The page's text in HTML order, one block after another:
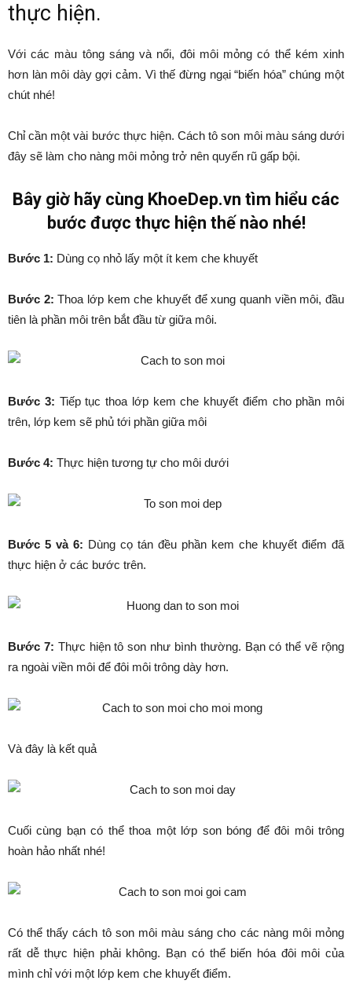
thực hiện.
Với các màu tông sáng và nổi, đôi môi mỏng có thể kém xinh
hơn làn môi dày gợi cảm. Vì thế đừng ngại “biến hóa” chúng một
chút nhé!
Chỉ cần một vài bước thực hiện. Cách tô son môi màu sáng dưới
đây sẽ làm cho nàng môi mỏng trở nên quyến rũ gấp bội.
Bây giờ hãy cùng KhoeDep.vn tìm hiểu các
bước được thực hiện thế nào nhé!
Bước 1: Dùng cọ nhỏ lấy một ít kem che khuyết
Bước 2: Thoa lớp kem che khuyết để xung quanh viền môi, đầu
tiên là phần môi trên bắt đầu từ giữa môi.
Bước 3: Tiếp tục thoa lớp kem che khuyết điểm cho phần môi
trên, lớp kem sẽ phủ tới phần giữa môi
Bước 4: Thực hiện tương tự cho môi dưới
Bước 5 và 6: Dùng cọ tán đều phần kem che khuyết điểm đã
thực hiện ở các bước trên.
Bước 7: Thực hiện tô son như bình thường. Bạn có thể vẽ rộng
ra ngoài viền môi để đôi môi trông dày hơn.
Và đây là kết quả
Cuối cùng bạn có thể thoa một lớp son bóng để đôi môi trông
hoàn hảo nhất nhé!
Có thể thấy cách tô son môi màu sáng cho các nàng môi mỏng
rất dễ thực hiện phải không. Bạn có thể biến hóa đôi môi của
mình chỉ với một lớp kem che khuyết điểm.